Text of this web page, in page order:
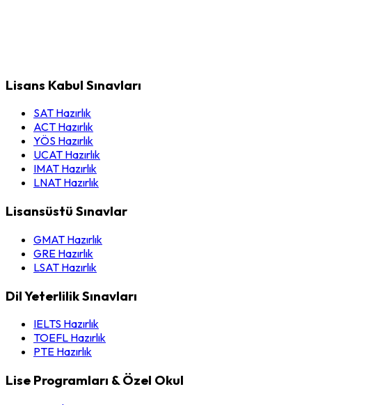
Lisans Kabul Sınavları
SAT Hazırlık
ACT Hazırlık
YÖS Hazırlık
UCAT Hazırlık
IMAT Hazırlık
LNAT Hazırlık
Lisansüstü Sınavlar
GMAT Hazırlık
GRE Hazırlık
LSAT Hazırlık
Dil Yeterlilik Sınavları
IELTS Hazırlık
TOEFL Hazırlık
PTE Hazırlık
Lise Programları & Özel Okul